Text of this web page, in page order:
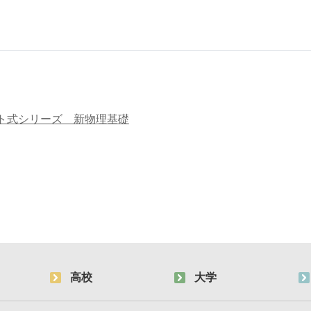
式シリーズ 新物理基礎
高校 大学